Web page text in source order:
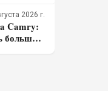
2026 г.
Camry:
больше,